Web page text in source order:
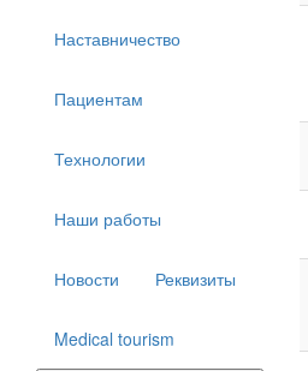
Наставничество
Пациентам
Технологии
Наши работы
Новости Реквизиты
Medical tourism